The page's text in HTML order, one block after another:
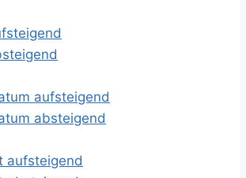
aufsteigend
absteigend
aufsteigend